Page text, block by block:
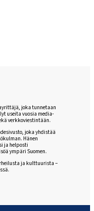
joka tunnetaan
useita vuosia media-
verkkoviestintään.
joka yhdistää
Hänen
ja helposti
ympäri Suomen.
ja kulttuurista –